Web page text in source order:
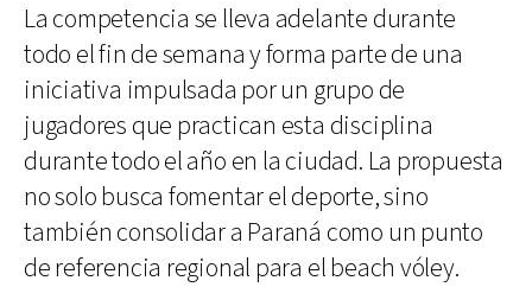
La competencia se lleva adelante durante
todo el fin de semana y forma parte de una
iniciativa impulsada por un grupo de
jugadores que practican esta disciplina
durante todo el año en la ciudad. La propuesta
no solo busca fomentar el deporte, sino
también consolidar a Paraná como un punto
de referencia regional para el beach vóley.